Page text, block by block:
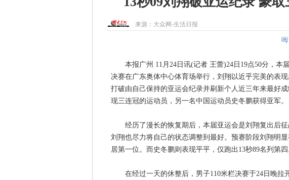
来源： 大众网-生活日报
本报广州 11月24日讯(记者 王蕾)24日19点50分，本
决赛在广东奥体中心体育场举行，刘翔以近乎完美的表
打破由自己保持的亚运会纪录并刷新个人近三年来最好
现三连冠的运动员，另一名中国运动员史冬鹏获得亚军。
经历了漫长的恢复期后，本届亚运会是刘翔复出后征
刘翔也尽力将自己的状态调整到最好。预赛阶段刘翔明
居第一位。而史冬鹏则表现平平，仅跑出13秒89名列第四
在经过一天的休整后，男子110米栏决赛于24日晚拉